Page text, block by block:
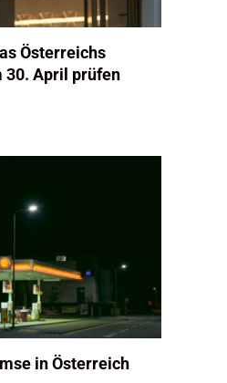
Österreichs
30. April prüfen
in Österreich